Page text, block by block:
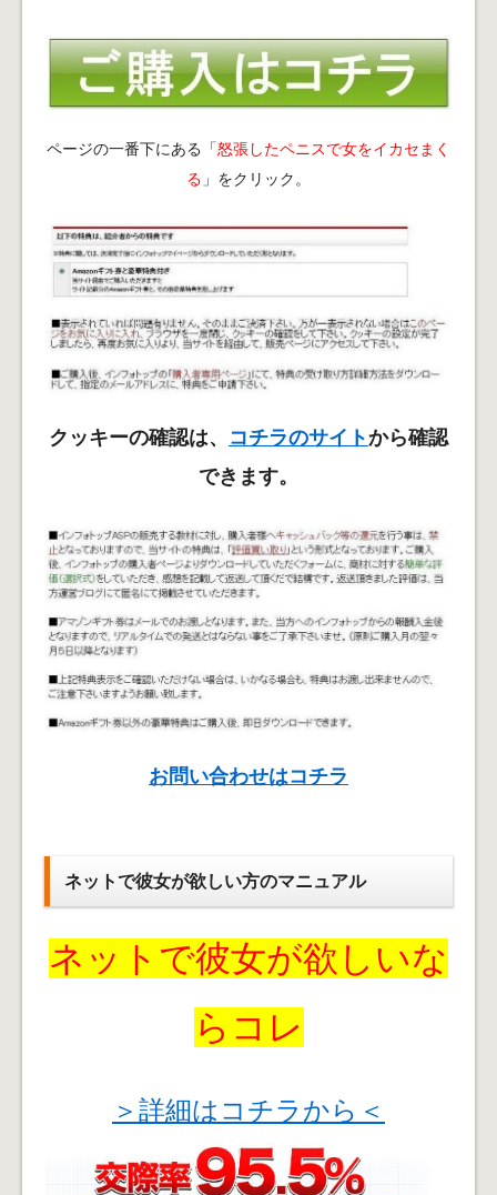
ページの一番下にある「怒張したペニスで女をイカセまく
る 」をクリック。
クッキーの確認は、 コチラのサイトから確認
できます。
お問い合わせはコチラ
ネットで彼女が欲しい方のマニュアル
ネットで彼女が欲しいな
らコレ
＞詳細はコチラから＜